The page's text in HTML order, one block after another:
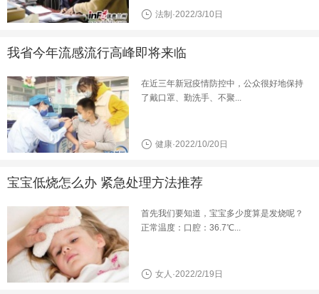
法制·2022/3/10日
我省今年流感流行高峰即将来临
在近三年新冠疫情防控中，公众很好地保持
了戴口罩、勤洗手、不聚...
健康·2022/10/20日
宝宝低烧怎么办 紧急处理方法推荐
首先我们要知道，宝宝多少度算是发烧呢？
正常温度：口腔：36.7℃...
女人·2022/2/19日